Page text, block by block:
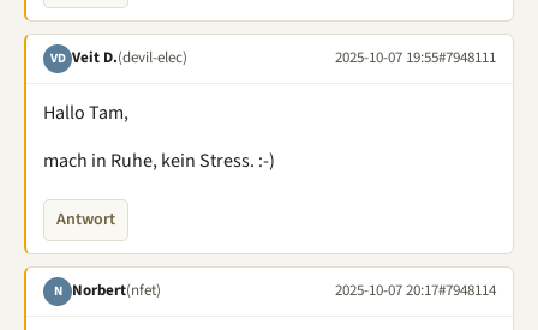
VD Veit D.(devil-elec) 2025-10-07 19:55#7948111
Hallo Tam,
mach in Ruhe, kein Stress. :-)
Antwort
N Norbert(nfet) 2025-10-07 20:17#7948114